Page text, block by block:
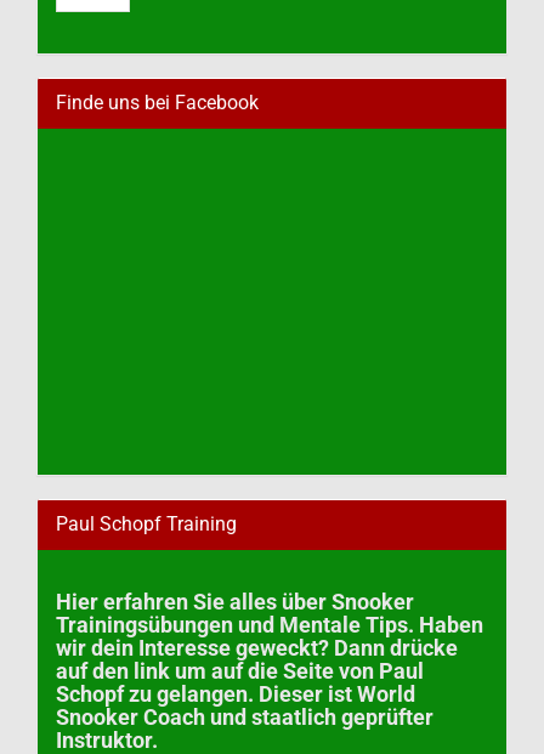
Finde uns bei Facebook
Paul Schopf Training
Hier erfahren Sie alles über Snooker
Trainingsübungen und Mentale Tips. Haben
wir dein Interesse geweckt? Dann drücke
auf den link um auf die Seite von Paul
Schopf zu gelangen. Dieser ist World
Snooker Coach und staatlich geprüfter
Instruktor.